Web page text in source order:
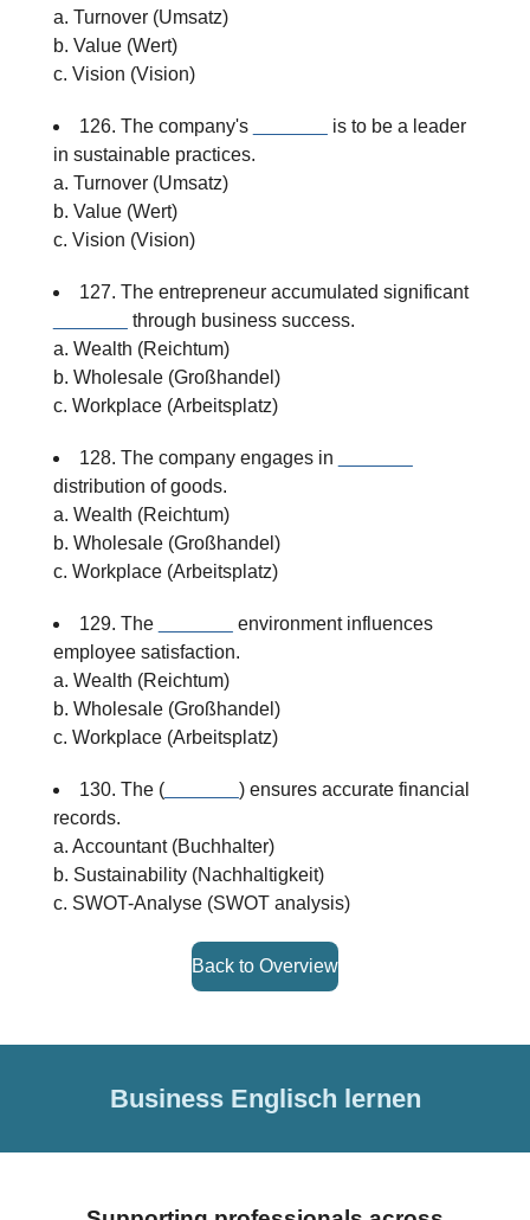
a. Turnover (Umsatz)
b. Value (Wert)
c. Vision (Vision)
126. The company's
is to be a leader
in sustainable practices.
a. Turnover (Umsatz)
b. Value (Wert)
c. Vision (Vision)
127. The entrepreneur accumulated significant
through business success.
a. Wealth (Reichtum)
b. Wholesale (Großhandel)
c. Workplace (Arbeitsplatz)
128. The company engages in
distribution of goods.
a. Wealth (Reichtum)
b. Wholesale (Großhandel)
c. Workplace (Arbeitsplatz)
129. The
environment influences
employee satisfaction.
a. Wealth (Reichtum)
b. Wholesale (Großhandel)
c. Workplace (Arbeitsplatz)
130. The (_______ ) ensures accurate financial
records.
a. Accountant (Buchhalter)
b. Sustainability (Nachhaltigkeit)
c. SWOT-Analyse (SWOT analysis)
Back to Overview
Business Englisch lernen